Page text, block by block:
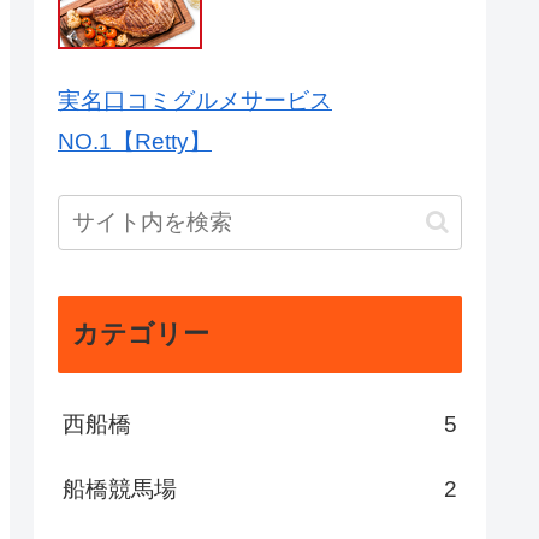
実名口コミグルメサービス
NO.1【Retty】
カテゴリー
西船橋 5
船橋競馬場 2